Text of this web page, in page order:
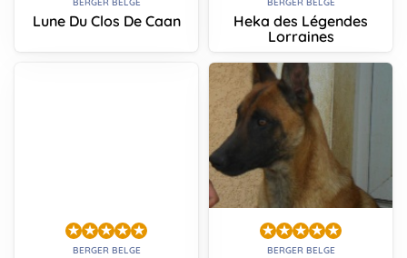
Lune Du Clos De Caan
Heka des Légendes
Lorraines
BERGER BELGE BERGER BELGE